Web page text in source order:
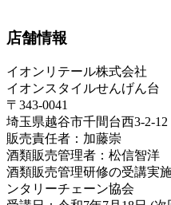
店舗情報
イオンリテール株式会社
イオンスタイルせんげん台
〒343-0041
埼玉県越谷市千間台西3-2-12
販売責任者：加藤崇
酒類販売管理者：松信智洋
酒類販売管理研修の受講実
ンタリーチェーン協会